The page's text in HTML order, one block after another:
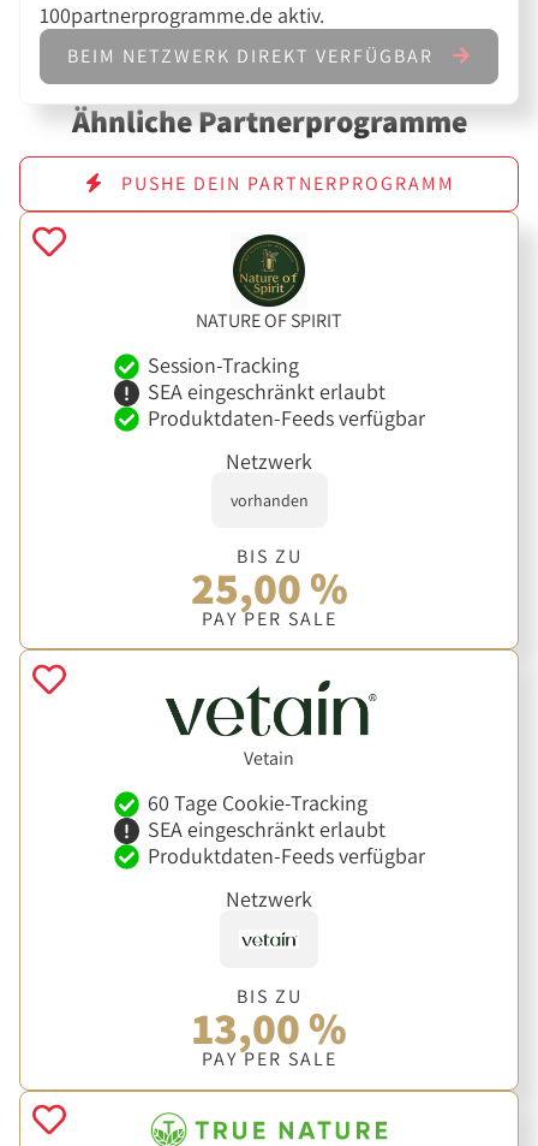
100partnerprogramme.de aktiv.
BEIM NETZWERK DIREKT VERFÜGBAR
Ähnliche Partnerprogramme
PUSHE DEIN PARTNERPROGRAMM
NATURE OF SPIRIT
Session-Tracking
SEA eingeschränkt erlaubt
Produktdaten-Feeds verfügbar
Netzwerk
vorhanden
BIS ZU
25,00 %
PAY PER SALE
Vetain
60 Tage Cookie-Tracking
SEA eingeschränkt erlaubt
Produktdaten-Feeds verfügbar
Netzwerk
BIS ZU
13,00 %
PAY PER SALE